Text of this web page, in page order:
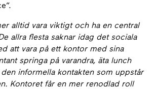
alltid vara viktigt och ha en central
allra flesta saknar idag det sociala
att vara på ett kontor med sina
springa på varandra, äta lunch
informella kontakten som uppstår
Kontoret får en mer renodlad roll